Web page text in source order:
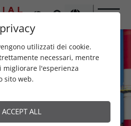
utilizzati dei cookie.
necessari, mentre
migliorare l'esperienza
sito web.
ACCEPT ALL